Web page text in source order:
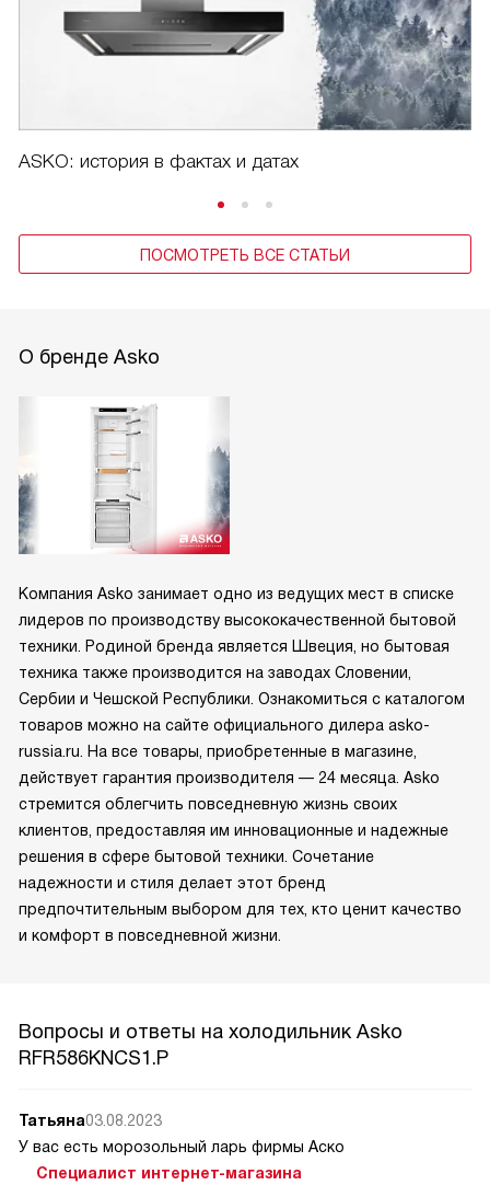
ASKO: история в фактах и датах
ПОСМОТРЕТЬ ВСЕ СТАТЬИ
О бренде Asko
Компания Asko занимает одно из ведущих мест в списке
лидеров по производству высококачественной бытовой
техники. Родиной бренда является Швеция, но бытовая
техника также производится на заводах Словении,
Сербии и Чешской Республики. Ознакомиться с каталогом
товаров можно на сайте официального дилера asko-
russia.ru. На все товары, приобретенные в магазине,
действует гарантия производителя — 24 месяца. Asko
стремится облегчить повседневную жизнь своих
клиентов, предоставляя им инновационные и надежные
решения в сфере бытовой техники. Сочетание
надежности и стиля делает этот бренд
предпочтительным выбором для тех, кто ценит качество
и комфорт в повседневной жизни.
Вопросы и ответы на холодильник Asko
RFR586KNCS1.P
Татьяна03.08.2023
У вас есть морозольный ларь фирмы Аско
Специалист интернет-магазина